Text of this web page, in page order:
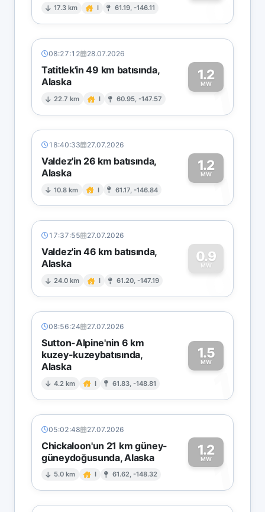
17.3 km I 61.19, -146.11 0
08:27:12 28.07.2026
Tatitlek'in 49 km batısında,
Alaska
22.7 km I 60.95, -147.57
1.2
MW1
18:40:33 27.07.2026
Valdez'in 26 km batısında,
Alaska
10.8 km I 61.17, -146.84
1.2
MW1
17:37:55 27.07.2026
Valdez'in 46 km batısında,
Alaska
24.0 km I 61.20, -147.19
0.9
MW
0
08:56:24 27.07.2026
Sutton-Alpine'nin 6 km
kuzey-kuzeybatısında,
Alaska
4.2 km I 61.83, -148.81
1.5
MW
1
05:02:48 27.07.2026
Chickaloon'un 21 km güney-
güneydoğusunda, Alaska
5.0 km I 61.62, -148.32
1.2
MW1